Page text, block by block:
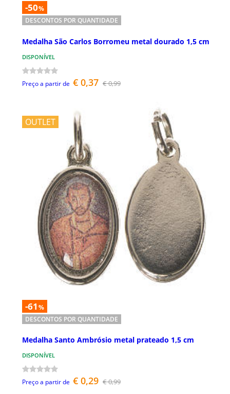
-50%
DESCONTOS POR QUANTIDADE
Medalha São Carlos Borromeu metal dourado 1,5 cm
DISPONÍVEL
Preço a partir de € 0,37 € 0,99
OUTLET
-61 %
DESCONTOS POR QUANTIDADE
Medalha Santo Ambrósio metal prateado 1,5 cm
DISPONÍVEL
Preço a partir de € 0,29 € 0,99